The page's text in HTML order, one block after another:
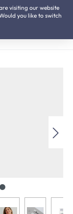
visiting our website
you like to switch